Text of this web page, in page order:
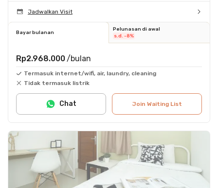
Jadwalkan Visit
Bayar bulanan
Pelunasan di awal
s.d. -8%
Rp2.968.000 /bulan
Termasuk internet/wifi, air, laundry, cleaning
Tidak termasuk listrik
Join Waiting List
Chat